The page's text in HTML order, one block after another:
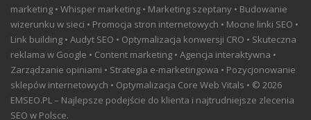
marketing • Whisper marketing • Marketing szeptany • Budowanie
wizerunku w sieci • Promocja stron internetowych • Mocne linki SEO •
Link building • Audyt SEO • Optymalizacja konwersji CRO • Skuteczna
reklama w Google • Content marketing • Agencja interaktywna •
Zarządzanie opiniami • Strategia e-marketingowa • Pozycjonowanie
sklepów internetowych • Optymalizacja Core Web Vitals • © 2026
EMSEO.PL – Najlepsze podejście do klienta i najtrudniejsze zlecenia
SEO w Polsce.